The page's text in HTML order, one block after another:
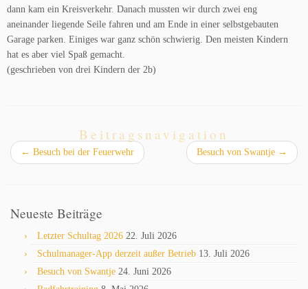
dann kam ein Kreisverkehr. Danach mussten wir durch zwei eng
aneinander liegende Seile fahren und am Ende in einer selbstgebauten
Garage parken. Einiges war ganz schön schwierig. Den meisten Kindern
hat es aber viel Spaß gemacht.
(geschrieben von drei Kindern der 2b)
Beitragsnavigation
← Besuch bei der Feuerwehr Besuch von Swantje →
Neueste Beiträge
Letzter Schultag 2026 22. Juli 2026
Schulmanager-App derzeit außer Betrieb 13. Juli 2026
Besuch von Swantje 24. Juni 2026